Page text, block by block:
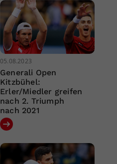
05.08.2023
Generali Open
Kitzbühel:
Erler/Miedler greifen
nach 2. Triumph
nach 2021